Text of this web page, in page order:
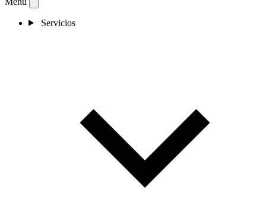
Servicios